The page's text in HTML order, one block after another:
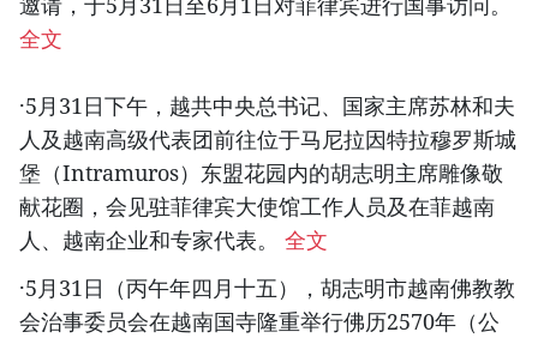
全文
·5月31日下午，越共中央总书记、国家主席苏林和夫
人及越南高级代表团前往位于马尼拉因特拉穆罗斯城
堡（Intramuros）东盟花园内的胡志明主席雕像敬
献花圈，会见驻菲律宾大使馆工作人员及在菲越南
人、越南企业和专家代表。 全文
·5月31日（丙午年四月十五），胡志明市越南佛教教
会治事委员会在越南国寺隆重举行佛历2570年（公